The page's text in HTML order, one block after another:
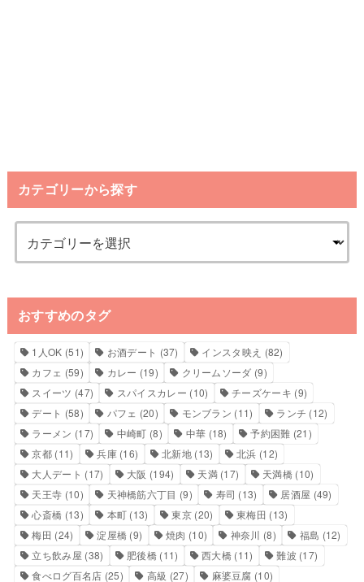
カテゴリーから探す
おすすめのタグ
1人OK (51) お酒デート (37) インスタ映え (82)
カフェ (59) カレー (19) クリームソーダ (9)
スイーツ (47) スパイスカレー (10) チーズケーキ (9)
デート (58) パフェ (20) モンブラン (11) ランチ (12)
ラーメン (17) 中崎町 (8) 中華 (18) 予約困難 (21)
京都 (11) 兵庫(16) 北新地(13) 北浜 (12)
大人デート (17) 大阪 (194) 天満(17) 天満橋(10)
天王寺 (10) 天神橋筋六丁目 (9) 寿司 (13) 居酒屋 (49)
心斎橋 (13) 本町 (13) 東京(20) 東梅田 (13)
梅田 (24) 淀屋橋 (9) 焼肉 (10) 神奈川 (8) 福島 (12)
立ち飲み屋 (38) 肥後橋 (11) 西大橋 (11) 難波 (17)
食べログ百名店 (25) 高級 (27) 麻婆豆腐 (10)